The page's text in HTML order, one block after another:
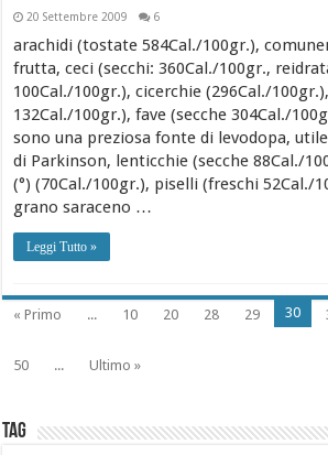
20 Settembre 2009 6
arachidi (tostate 584Cal./100gr.),
frutta, ceci (secchi: 360Cal./100gr.,
100Cal./100gr.), cicerchie (296Cal./
132Cal./100gr.), fave (secche 304Cal./
sono una preziosa fonte di levodopa,
di Parkinson, lenticchie (secche 88Cal./
(°) (70Cal./100gr.), piselli (freschi 52Cal./
grano saraceno …
Leggi Tutto »
« Primo ... 10 20 28 29 30
50
... Ultimo »
Tag